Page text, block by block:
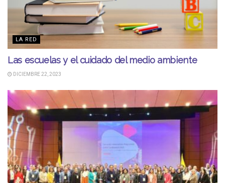
LA RED
Las escuelas y el cuidado del medio ambiente
DICIEMBRE 22, 2023